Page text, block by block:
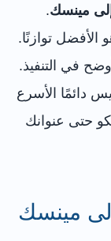
مينسك.
الأفضل توازنًا.
في التنفيذ.
دائمًا الأسرع
حتى عنوانك
مينسك